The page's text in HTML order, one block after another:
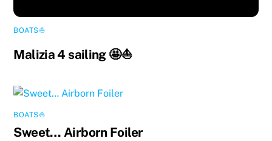
BOATS⛵️
Malizia 4 sailing 🤩⛵️
BOATS⛵️
Sweet… Airborn Foiler